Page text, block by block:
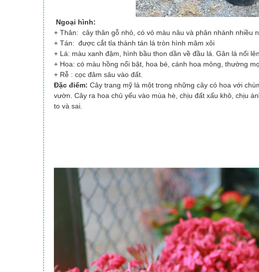
Ngoại hình:
+ Thân: cây thân gỗ nhỏ, có vỏ màu nâu và phân nhánh nhiều
+ Tán: được cắt tỉa thành tán lá tròn hình mâm xôi
+ Lá: màu xanh đậm, hình bầu thon dần về đầu lá. Gân lá nổi
+ Hoa: có màu hồng nổi bật, hoa bé, cánh hoa mỏng, thường
+ Rễ : cọc đâm sâu vào đất.
Đặc điểm: Cây trang mỹ là một trong những cây có hoa với
vườn. Cây ra hoa chủ yếu vào mùa hè, chịu đất xấu khô, chịu
to và sai.